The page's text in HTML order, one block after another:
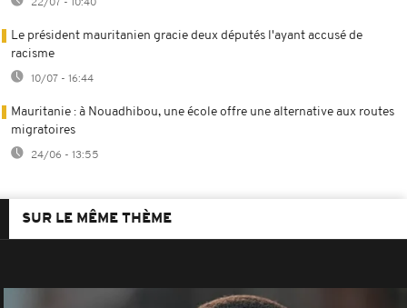
22/07 - 10:40
Le président mauritanien gracie deux députés l'ayant accusé de
racisme
10/07 - 16:44
Mauritanie : à Nouadhibou, une école offre une alternative aux routes
migratoires
24/06 - 13:55
SUR LE MÊME THÈME